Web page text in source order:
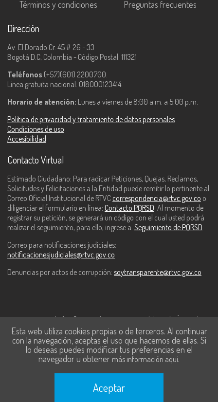
Términos y condiciones
Preguntas frecuentes
Dirección
Av. El Dorado Cr. 45 # 26 - 33
Bogotá D.C, Colombia - Código Postal: 111321
Teléfonos (+57)(601) 2200700.
Línea gratuita nacional: 018000123414.
Horario de atención: Lunes a viernes de 8:00 a.m. a 5:00 p.m.
Política de privacidad y tratamiento de datos personales
Condiciones de uso
Accesibilidad
Contacto Virtual
Estimado Ciudadano: Para radicar Peticiones, Quejas, Reclamos,
Solicitudes y Felicitaciones a la Entidad puede remitir lo pertinente al
Correo Oficial Institucional de RTVC correspondencia@rtvc.gov.co o
diligenciar el formulario en línea: Contacto PQRSD. Al momento de
registrar su petición, se generará un código con el cual usted podrá
realizar el seguimiento, para ello, ingrese a: Seguimiento de PQRSD
Correo para notificaciones judiciales:
notificacionesjudiciales@rtvc.gov.co
Denuncias por actos de corrupción: soytransparente@rtvc.gov.co
Este contenido fue financiado con recursos del Fondo Único de
Tecnologías de la Información y las Comunicaciones de MinTic.
Esta web utiliza cookies propias o de terceros. Al continuar
con la navegación, aceptas el uso que hacemos de ellas. Si
lo deseas puedes modificar tus preferencias en el
navegador u obtener más información aquí.
Aceptar